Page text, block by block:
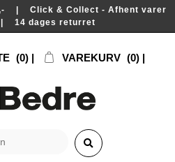
| Click & Collect - Afhent varer
14 dages returret
(0) VAREKURV (0)